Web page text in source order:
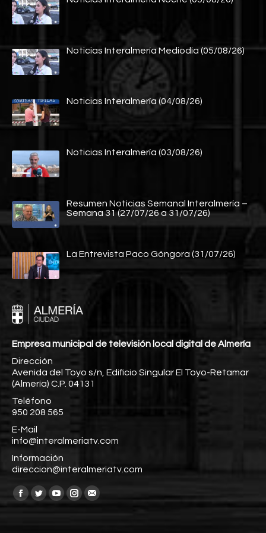
Noticias Interalmería Mediodía (05/08/26)
Noticias Interalmería (04/08/26)
Noticias Interalmería (03/08/26)
Resumen Noticias Semanal Interalmería –
Semana 31 (27/07/26 a 31/07/26)
La Entrevista Paco Góngora (31/07/26)
Empresa municipal de televisión local digital de Almería
Dirección
Avenida del Toyo s/n, Edificio Singular El Toyo-Retamar
(Almería) C.P. 04131
Teléfono
950 208 565
E-Mail
info@interalmeriatv.com
Información
direccion@interalmeriatv.com
Encuéntranos en:
Facebook
TwitterYouTube
Instagram
Mail